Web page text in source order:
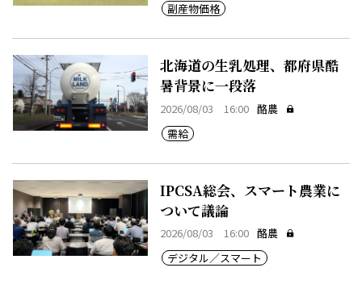
副産物価格
北海道の生乳処理、都府県酷
暑背景に一段落
2026/08/03 16:00 酪農
需給
IPCSA総会、スマート農業に
ついて議論
2026/08/03 16:00 酪農
デジタル／スマート